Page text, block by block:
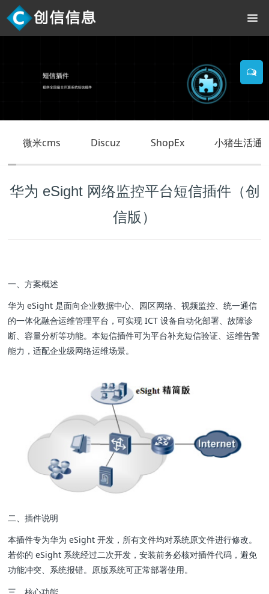
微米cms Discuz ShopEx 小猪生活通
华为 eSight 网络监控平台短信插件（创
信版）
一、方案概述
华为 eSight 是面向企业数据中心、园区网络、视频监控、统一通信
的一体化融合运维管理平台，可实现 ICT 设备自动化部署、故障诊
断、容量分析等功能。本短信插件可为平台补充短信验证、运维告警
能力，适配企业级网络运维场景。
二、插件说明
本插件专为华为 eSight 开发，所有文件均对系统原文件进行修改。
若你的 eSight 系统经过二次开发，安装前务必核对插件代码，避免
功能冲突、系统报错。原版系统可正常部署使用。
三、核心功能